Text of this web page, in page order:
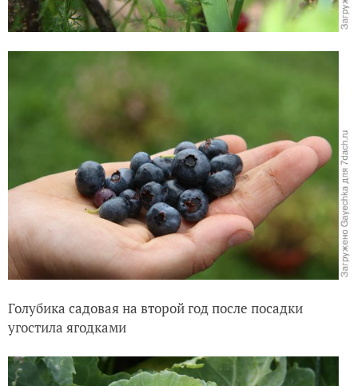
Голубика садовая на второй год после посадки
угостила ягодками